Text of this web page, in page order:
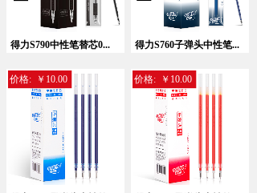
得力S790中性笔替芯0... 得力S760子弹头中性笔...
价格: ￥10.00 价格: ￥10.00
暂无相关记录！